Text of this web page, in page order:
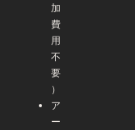
加
費
用
不
要
）
ア
ー